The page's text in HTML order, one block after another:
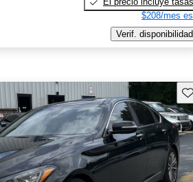
$208/mes
Verif. disponibilidad